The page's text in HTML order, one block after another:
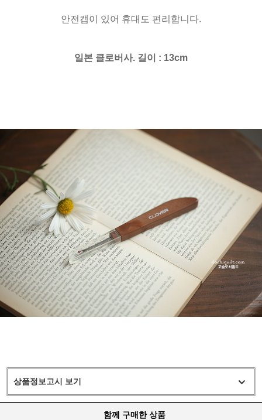
안전캡이 있어 휴대도 편리합니다.
일본 클로버사. 길이 : 13cm
상품정보고시 보기
함께 구매한 상품